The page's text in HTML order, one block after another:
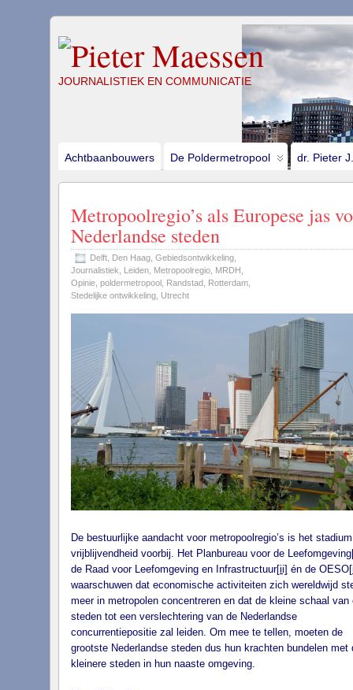
JOURNALISTIEK EN COMMUNICATIE
Achtbaanbouwers De Poldermetropool dr. Pieter
Metropoolregio’s als Europese jas
Nederlandse steden
Delft, Den Haag, Gebiedsontwikkeling,
Journalistiek
Leiden, Metropoolregio, MRDH
Opinie, poldermetropool, Randstad, Rotterdam,
Stedelijke ontwikkeling, Utrecht
De bestuurlijke aandacht voor metropoolregio’s is het
vrijblijvendheid voorbij. Het Planbureau voor de Leefomgeving
de Raad voor Leefomgeving en Infrastructuur[ii] én de OESO
waarschuwen dat economische activiteiten zich wereldwijd
meer in metropolen concentreren en dat de kleine schaal van
steden tot een verslechtering van de Nederlandse
concurrentiepositie zal leiden. Om mee te tellen, moeten de
grootste Nederlandse steden dus hun krachten bundelen met
kleinere steden in hun naaste omgeving.